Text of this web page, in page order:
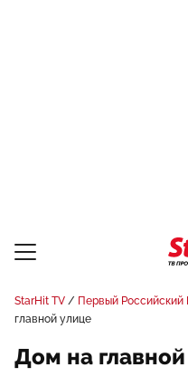
StarHit TV Первый
главной улице
Дом на